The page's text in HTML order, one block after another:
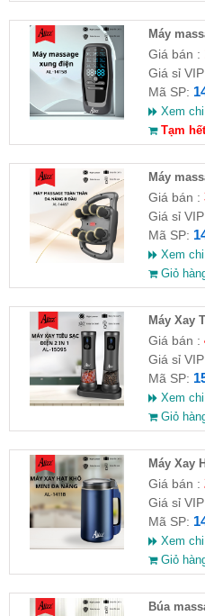
Máy
Giá bán :
Giá sỉ
Mã SP:
Xem
Tạm
Máy
ALIZZ AL-
Giá bán :
Giá sỉ
Mã SP:
Xem
Giỏ
Máy Xay
Giá bán :
Giá sỉ
Mã SP:
Xem
Giỏ
Máy Xay
14118
Giá bán :
Giá sỉ
Mã SP:
Xem
Giỏ
Búa